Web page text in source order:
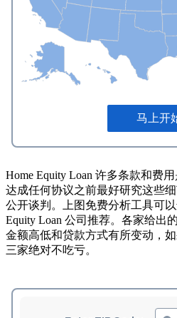
Home Equity Loan 许多条款和费
达成任何协议之前最好研究这些
公开谈判。上图免费分析工具可
Equity Loan 公司推荐。各家给出
金额高低和贷款方式有所变动，
三家绝对不吃亏。